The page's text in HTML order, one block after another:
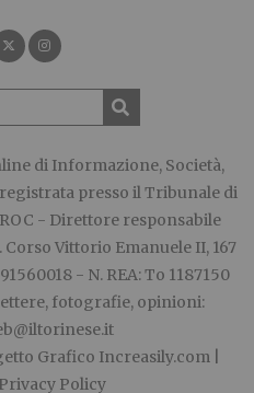
di Informazione, Società,
presso il Tribunale di
- Direttore responsabile
Corso Vittorio Emanuele II, 167
- N. REA: To 1187150
fotografie, opinioni:
Grafico Increasily.com
Privacy Policy